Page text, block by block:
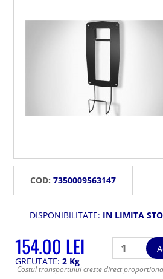
COD: 7350009563147
DISPONIBILITATE: IN LIMITA
154.00 LEI
GREUTATE: 2 Kg
Costul transportului creste direct